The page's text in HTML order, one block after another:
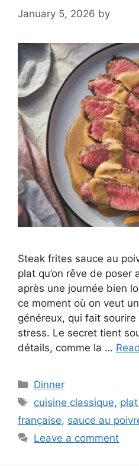
January 5, 2026 by
Steak frites sauce au
plat qu’on rêve de poser
après une journée bien
ce moment où on veut
généreux, qui fait
stress. Le secret tient
détails, comme la …
Categories
Dinner
Tags
cuisine classique,
française, sauce au
Leave a comment